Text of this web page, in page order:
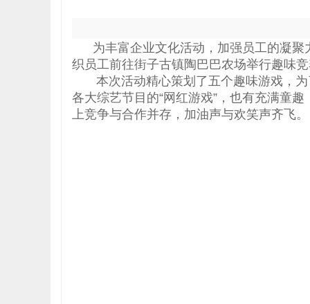
为丰富企业文化活动，加强员工的凝
织员工前往街子古镇陶巴巴农场举行趣味
本次活动精心策划了五个趣味游戏，为
各大综艺节目的“网红游戏”，也有充满童
上竞争与合作并存，加油声与欢笑声齐飞。